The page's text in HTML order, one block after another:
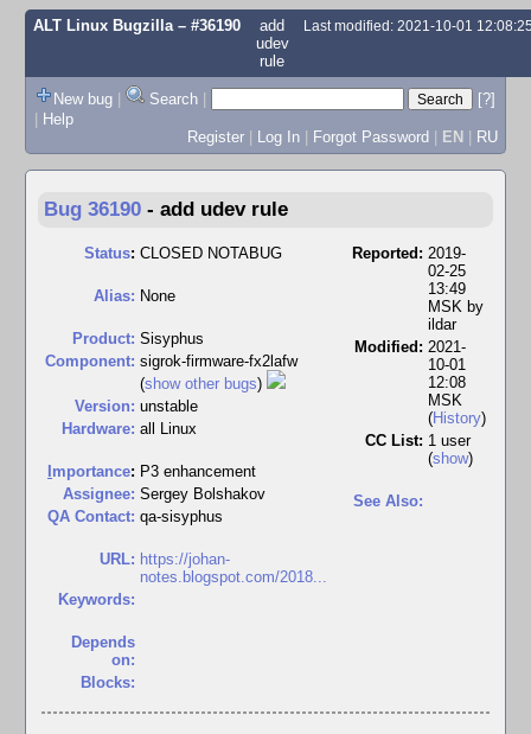
ALT Linux Bugzilla– #36190
add
udev
rule
Last modified: 2021-10-01
New bug | Search |
[?]
| Help
Register | Log In | Forgot Password | EN | RU
Bug 36190 - add udev rule
Status: CLOSED NOTABUG
Alias: None
Product: Sisyphus
Component: sigrok-firmware-fx2lafw
(show other bugs)
Version: unstable
Hardware: all Linux
mportance: P3 enhancement
Assignee: Sergey Bolshakov
QA Contact: qa-sisyphus
URL: https://johan-
notes.blogspot.com/2018...
Keywords:
Depends
on:
Blocks:
Reported: 2019-
02-25
13:49
MSK by
ildar
Modified: 2021-
10-01
12:08
MSK
(History)
CC List: 1 user
(show)
See Also: